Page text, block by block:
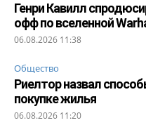
Генри Кавилл
офф по вселенной
06.08.2026 11:38
Общество
Риелтор назвал
покупке жилья
06.08.2026 11:20